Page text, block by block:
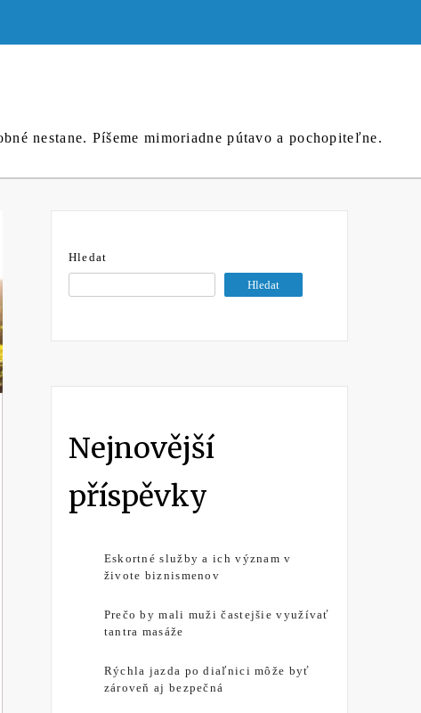
nestane. Píšeme mimoriadne pútavo a pochopiteľne.
Hledat
Hledat
Nejnovější
příspěvky
Eskortné služby a ich význam v
živote biznismenov
Prečo by mali muži častejšie využívať
tantra masáže
Rýchla jazda po diaľnici môže byť
zároveň aj bezpečná